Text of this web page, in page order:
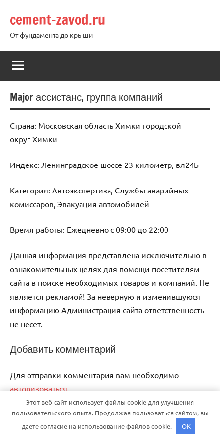
содержимому
cement-zavod.ru
От фундамента до крыши
Major ассистанс, группа компаний
Страна: Московская область Химки городской
округ Химки
Индекс: Ленинградское шоссе 23 километр, вл24Б
Категория: Автоэкспертиза, Службы аварийных
комиссаров, Эвакуация автомобилей
Время работы: Ежедневно с 09:00 до 22:00
Данная информация представлена исключительно в
ознакомительных целях для помощи посетителям
сайта в поиске необходимых товаров и компаний. Не
является рекламой! За неверную и изменившуюся
информацию Администрация сайта ответственность
не несет.
Добавить комментарий
Для отправки комментария вам необходимо
авторизоваться
Тема WordPress: Dynamico от ThemeZee.
Этот веб-сайт использует файлы cookie для улучшения
пользовательского опыта. Продолжая пользоваться сайтом, вы
даете согласие на использование файлов cookie.
OK